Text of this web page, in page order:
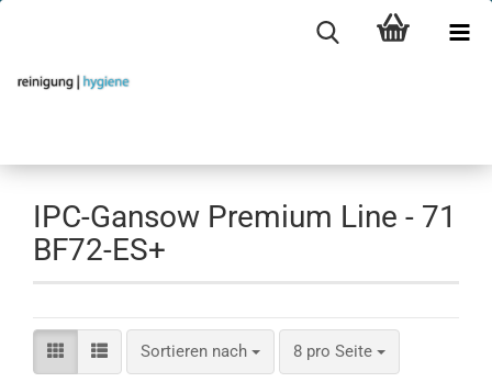
IPC-Gansow Premium Line - 71
BF72-ES+
Sortieren nach
Sortieren nach 8 pro Seite
pro Seite